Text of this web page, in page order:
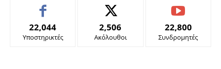
22,044
Υποστηρικτές
2,506
Ακόλουθοι
22,800
Συνδρομητές